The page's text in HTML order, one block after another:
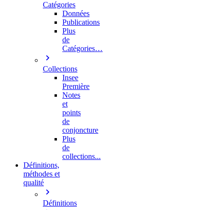
Catégories
Données
Publications
Plus
de
Catégories…
Collections
Insee
Première
Notes
et
points
de
conjoncture
Plus
de
collections...
Définitions,
méthodes et
qualité
Définitions